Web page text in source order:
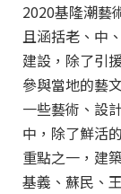
2020基隆潮藝
且涵括老、中
建設，除了引
參與當地的藝
一些藝術、設
中，除了鮮活
重點之一，建
基義、蘇民、